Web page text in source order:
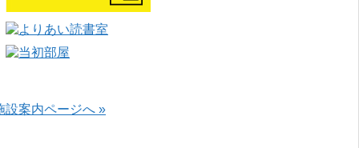
設案内ページへ »